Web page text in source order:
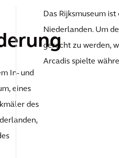
In- und
eines
des
Das Rijksmuseum
Niederlanden. Um
gerecht zu werden,
Arcadis spielte